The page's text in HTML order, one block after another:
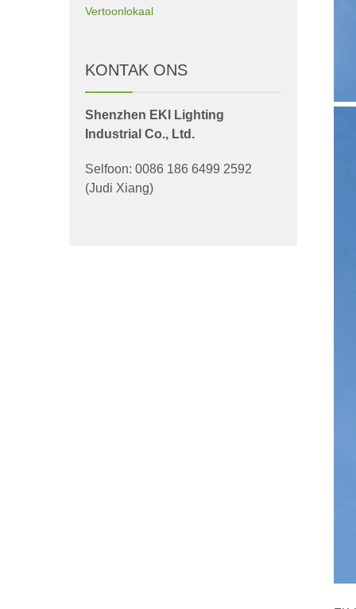
Vertoonlokaal
KONTAK ONS
Shenzhen EKI Lighting
Industrial Co., Ltd.
Selfoon: 0086 186 6499 2592
(Judi Xiang)